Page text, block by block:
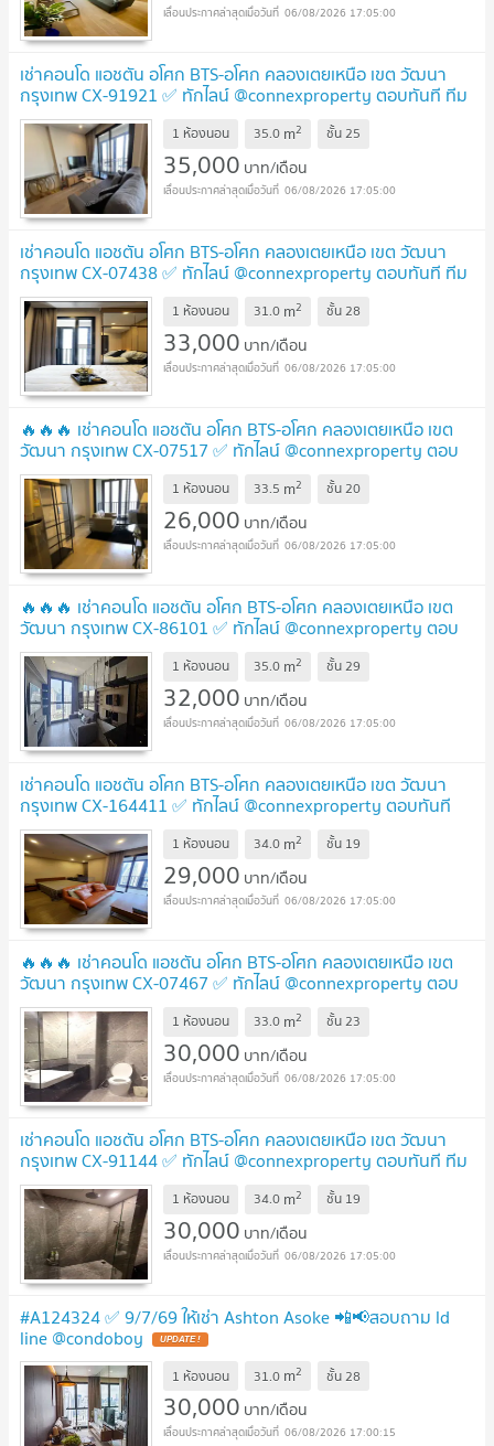
06/08/2026 17:05:00
เช่าคอนโด แอชตัน อโศก BTS-อโศก คลองเตยเหนือ เขต วัฒนา
กรุงเทพ CX-91921 ✅ ทักไลน์ @connexproperty ตอบทันที ทีม
งานมืออาชีพ ✅ UPDATE !
1 ห้องนอน 35.0 m2 ชั้น25
35,000 บาท/เดือน
06/08/2026 17:05:00
เช่าคอนโด แอชตัน อโศก BTS-อโศก คลองเตยเหนือ เขต วัฒนา
กรุงเทพ CX-07438 ✅ ทักไลน์ @connexproperty ตอบทันที ทีม
งานมืออาชีพ ✅ UPDATE !
1 ห้องนอน 31.0 m2 ชั้น28
33,000 บาท/เดือน
06/08/2026 17:05:00
🔥🔥🔥 เช่าคอนโด แอชตัน อโศก BTS-อโศก คลองเตยเหนือ เขต
วัฒนา กรุงเทพ CX-07517 ✅ ทักไลน์ @connexproperty ตอบ
ทันที ทีมงานมืออาชีพ ✅ 🔥🔥🔥
1 ห้องนอน 33.5 m2 ชั้น20
26,000 บาท/เดือน
06/08/2026 17:05:00
🔥🔥🔥 เช่าคอนโด แอชตัน อโศก BTS-อโศก คลองเตยเหนือ เขต
วัฒนา กรุงเทพ CX-86101 ✅ ทักไลน์ @connexproperty ตอบ
ทันที ทีมงานมืออาชีพ ✅ 🔥🔥🔥
1 ห้องนอน 35.0 m2 ชั้น29
32,000 บาท/เดือน
06/08/2026 17:05:00
เช่าคอนโด แอชตัน อโศก BTS-อโศก คลองเตยเหนือ เขต วัฒนา
กรุงเทพ CX-164411 ✅ ทักไลน์ @connexproperty ตอบทันที
ทีมงานมืออาชีพ ✅
1 ห้องนอน 34.0 m2 ชั้น 19
29,000 บาท/เดือน
06/08/2026 17:05:00
🔥🔥🔥 เช่าคอนโด แอชตัน อโศก BTS-อโศก คลองเตยเหนือ เขต
วัฒนา กรุงเทพ CX-07467 ✅ ทักไลน์ @connexproperty ตอบ
ทันที ทีมงานมืออาชีพ ✅ 🔥🔥🔥
1 ห้องนอน 33.0 m2 ชั้น23
30,000 บาท/เดือน
06/08/2026 17:05:00
เช่าคอนโด แอชตัน อโศก BTS-อโศก คลองเตยเหนือ เขต วัฒนา
กรุงเทพ CX-91144 ✅ ทักไลน์ @connexproperty ตอบทันที ทีม
งานมืออาชีพ ✅ UPDATE !
1 ห้องนอน 34.0 m2 ชั้น 19
30,000 บาท/เดือน
06/08/2026 17:05:00
#A124324 ✅ 9/7/69 ให้เช่า Ashton Asoke 📲📢สอบถาม ld
line @condoboy UPDATE !
1 ห้องนอน 31.0 m2 ชั้น28
30,000 บาท/เดือน
06/08/2026 17:00:15